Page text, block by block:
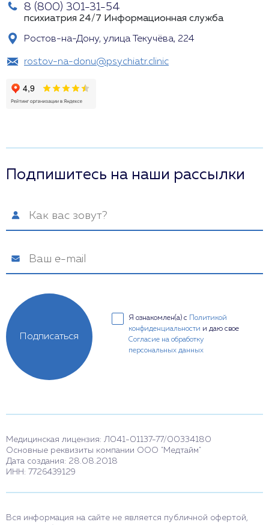
8 (800) 301-31-54
психиатрия 24/7 Информационная служба
Ростов-на-Дону, улица Текучёва, 224
rostov-na-donu@psychiatr.clinic
Подпишитесь на наши рассылки
Я ознакомлен(а) с
Политикой
конфиденциальности и даю свое
Согласие на обработку
персональных данных
Подписаться
Медицинская лицензия: Л041-01137-77/00334180
Основные реквизиты компании ООО "Медтайм"
Дата создания: 28.08.2018
ИНН: 7726439129
Вся информация на сайте не является публичной офертой,